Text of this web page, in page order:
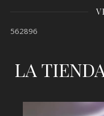
562896
LA